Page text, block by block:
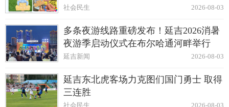
2026-08-03
社会民生
多条夜游线路重磅发布！延吉2026消暑
夜游季启动仪式在布尔哈通河畔举行
2026-08-03
延吉新闻
延吉东北虎客场力克图们国门勇士 取得
三连胜
2026-08-03
社会民生